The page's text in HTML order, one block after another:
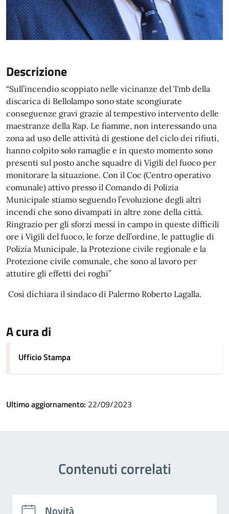
Descrizione
“Sull’incendio scoppiato nelle vicinanze del Tmb della
discarica di Bellolampo sono state scongiurate
conseguenze gravi grazie al tempestivo intervento delle
maestranze della Rap. Le fiamme, non interessando una
zona ad uso delle attività di gestione del ciclo dei rifiuti,
hanno colpito solo ramaglie e in questo momento sono
presenti sul posto anche squadre di Vigili del fuoco per
monitorare la situazione. Con il Coc (Centro operativo
comunale) attivo presso il Comando di Polizia
Municipale stiamo seguendo l’evoluzione degli altri
incendi che sono divampati in altre zone della città.
Ringrazio per gli sforzi messi in campo in queste difficili
ore i Vigili del fuoco, le forze dell’ordine, le pattuglie di
Polizia Municipale, la Protezione civile regionale e la
Protezione civile comunale, che sono al lavoro per
attutire gli effetti dei roghi”
Così dichiara il sindaco di Palermo Roberto Lagalla.
A cura di
Ufficio Stampa
Ultimo aggiornamento: 22/09/2023
Contenuti correlati
Novità